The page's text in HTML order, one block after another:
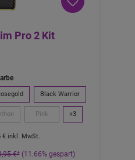
Pro 2 Kit
Black Warrior
Pink +3
€ inkl. MwSt.
€* (11.66% gespart)